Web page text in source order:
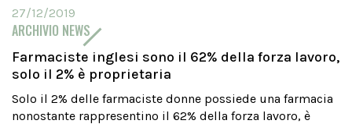
27/12/2019
ARCHIVIO NEWS
Farmaciste inglesi sono il 62% della forza lavoro,
solo il 2% è proprietaria
Solo il 2% delle farmaciste donne possiede una farmacia
nonostante rappresentino il 62% della forza lavoro, è